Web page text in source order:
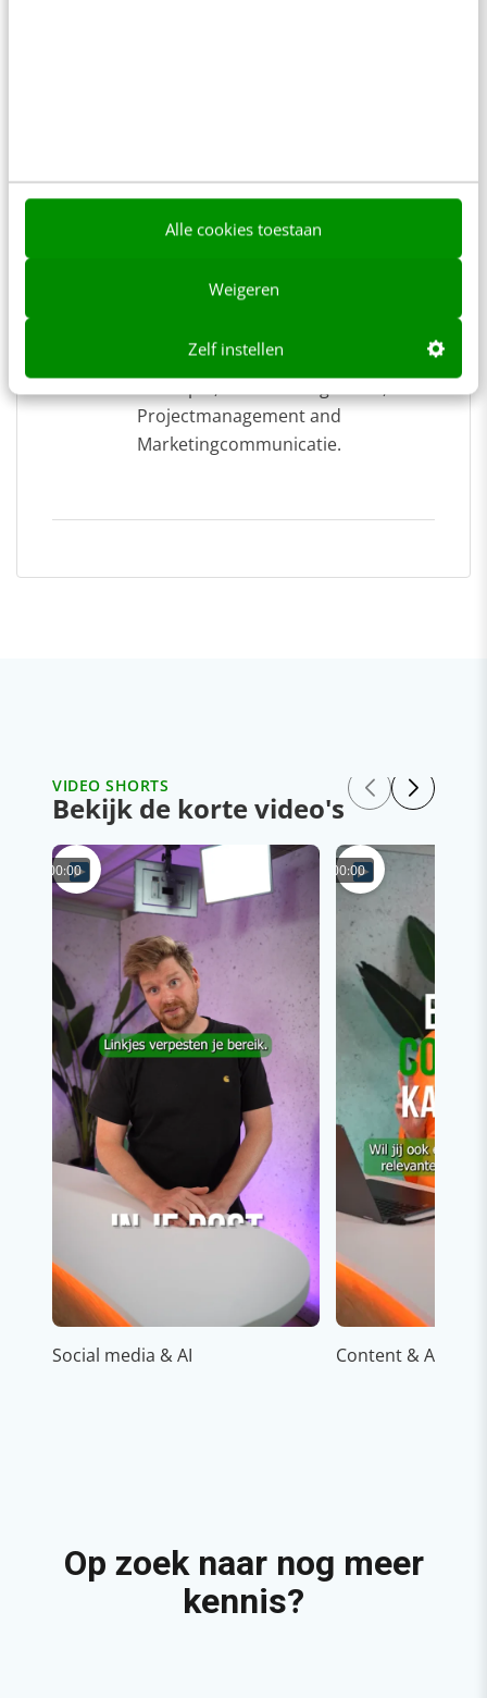
Alle cookies toestaan
Weigeren
Zelf instellen
Consultant bij [a
href="http://www.logica.nl"
Innovation, E- en M-commerce,
management, Crossmedia
Projectmanagement and
Marketingcommunicatie.
VIDEO SHORTS
Bekijk de korte video's
00:00
Social media & AI
00:00
Content & AI
Op zoek naar nog meer
kennis?